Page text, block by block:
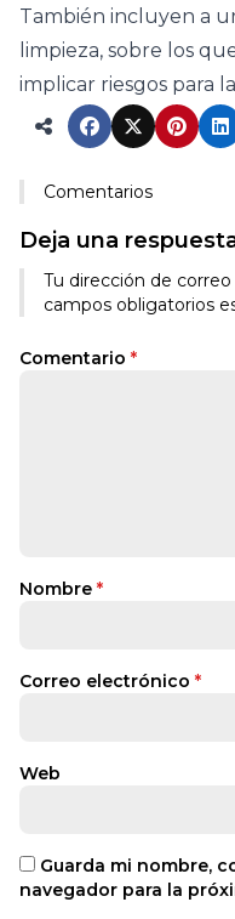
También incluyen a
limpieza, sobre los
implicar riesgos para
Comentarios
Deja una
Tu dirección de
campos obligatorios
Comentario *
Nombre *
Correo electrónico *
Web
Guarda mi nombre,
navegador para la